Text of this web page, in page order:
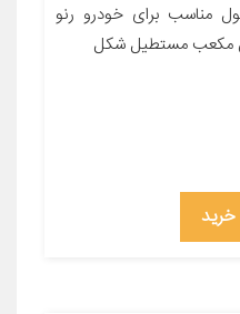
مناسب برای خودرو رنو
مکعب مستطیل شکل